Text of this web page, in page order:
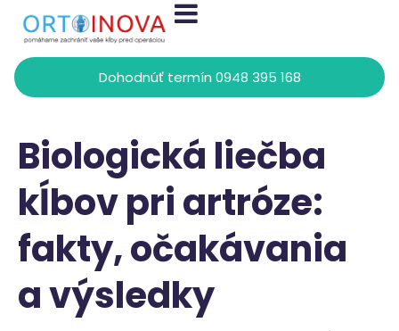
Dohodnúť termín 0948 395 168
Biologická liečba
kĺbov pri artróze:
fakty, očakávania
a výsledky